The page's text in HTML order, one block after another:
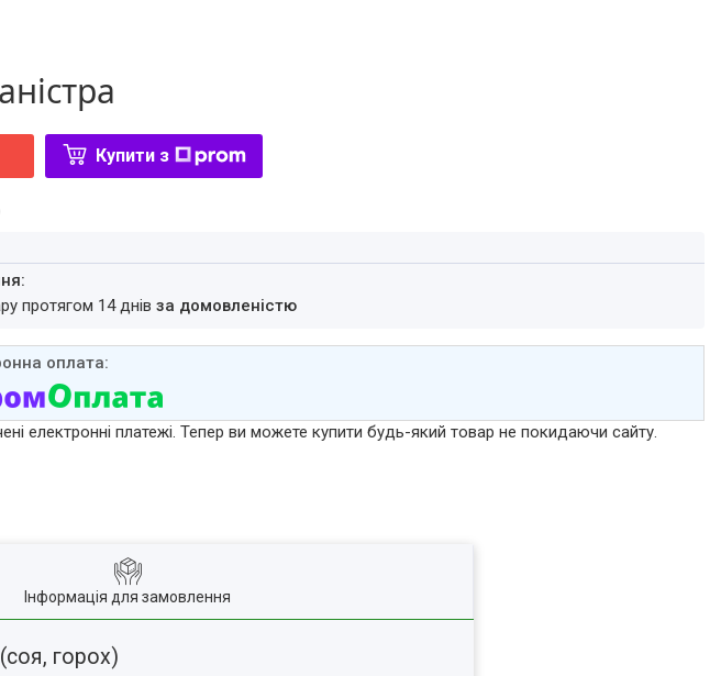
Купити з
протягом 14 днівза домовленістю
електронні платежі. Тепер ви можете купити будь-який товар не покидаючи сайту.
Інформація для замовлення
горох)